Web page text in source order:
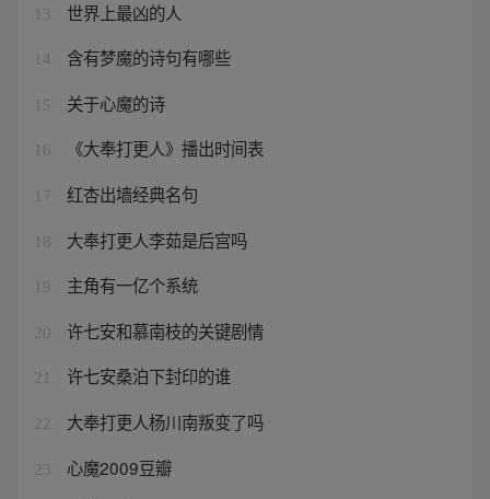
13 世界上最凶的人
14 含有梦魔的诗句有哪些
15 关于心魔的诗
16 《大奉打更人》播出时间表
17 红杏出墙经典名句
18 大奉打更人李茹是后宫吗
19 主角有一亿个系统
20 许七安和慕南枝的关键剧情
21 许七安桑泊下封印的谁
22 大奉打更人杨川南叛变了吗
23 心魔2009豆瓣